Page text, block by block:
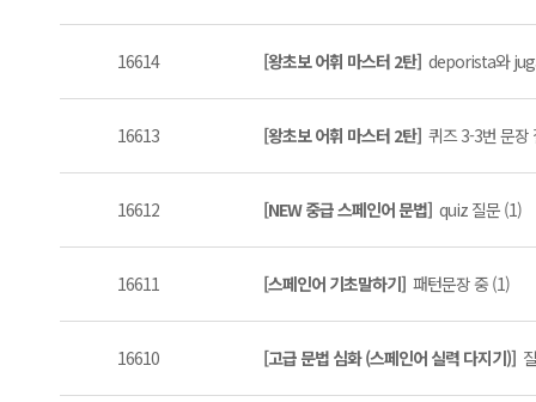
16614 [왕초보 어휘 마스터 2탄] deporista와
16613 [왕초보 어휘 마스터 2탄] 퀴즈 3-3번 문장
16612 [NEW 중급 스페인어 문법] quiz 질문 (1)
16611 [스페인어 기초말하기] 패턴문장 중 (1)
16610 [고급 문법 심화 (스페인어 실력 다지기)]